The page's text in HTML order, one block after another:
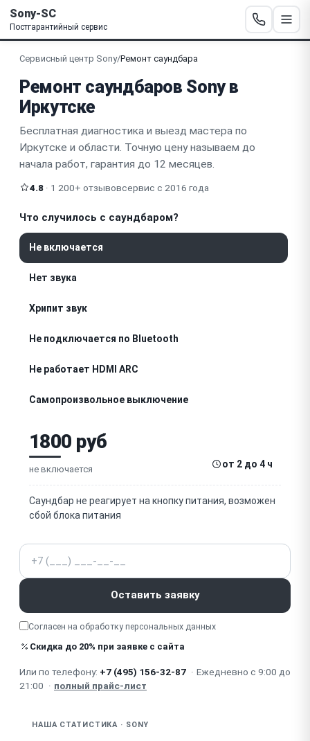
Sony-SC
Постгарантийный сервис
Сервисный центр Sony/Ремонт саундбара
Ремонт саундбаров Sony в
Иркутске
Бесплатная диагностика и выезд мастера по
Иркутске и области. Точную цену называем до
начала работ, гарантия до 12 месяцев.
4.8 · 1 200+ отзывовсервис с 2016 года
Что случилось с саундбаром?
Не включается
Нет звука
Хрипит звук
Не подключается по Bluetooth
Не работает HDMI ARC
Самопроизвольное выключение
Нет связи с сабвуфером
Не обновляется прошивка
Не включается после грозы
Не работает USB-вход
Треск при подключении
1800 руб
не включается от 2 до 4 ч
Саундбар не реагирует на кнопку питания, возможен
сбой блока питания
Телефон
Оставить заявку
Согласен на обработку персональных данных
Скидка до 20% при заявке с сайта
Или по телефону: +7 (495) 156-32-87 · Ежедневно с 9:00 до
21:00 · полный прайс-лист
НАША СТАТИСТИКА · SONY